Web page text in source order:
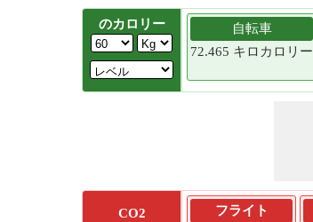
のカロリー
自転車
72.465 キロカロリー
CO2
フライト